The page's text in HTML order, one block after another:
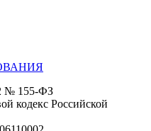
№ 155-ФЗ
кодекс Российской